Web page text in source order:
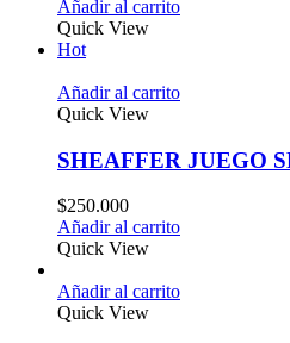
Añadir al carrito
Quick View
Hot
Añadir al carrito
Quick View
SHEAFFER JUEGO
$250.000
Añadir al carrito
Quick View
Añadir al carrito
Quick View